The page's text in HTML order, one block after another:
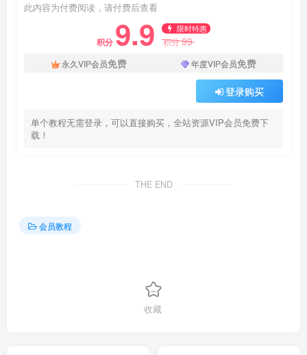
此内容为付费阅读，请付费后查看
积分 9.9 限时特惠
积分99
永久VIP会员免费 年度VIP会员免费
登录购买
单个教程无需登录，可以直接购买，全站资源VIP会员免费下
载！
THE END
会员教程
收藏